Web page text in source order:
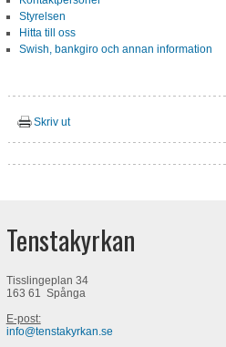
Styrelsen
Hitta till oss
Swish, bankgiro och annan information
Skriv ut
Tenstakyrkan
Tisslingeplan 34
163 61 Spånga
E-post:
info@tenstakyrkan.se